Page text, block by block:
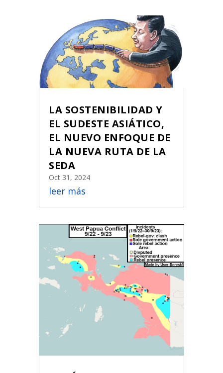
LA SOSTENIBILIDAD Y
EL SUDESTE ASIÁTICO,
EL NUEVO ENFOQUE DE
LA NUEVA RUTA DE LA
SEDA
Oct 31, 2024
leer más